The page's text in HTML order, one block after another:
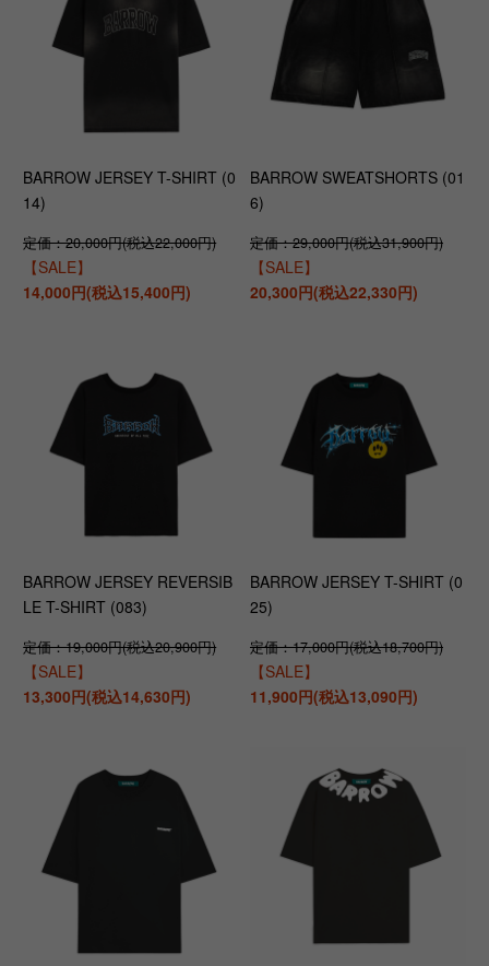
BARROW JERSEY T-SHIRT (0
14)
定価：20,000円(税込22,000円)
【SALE】
14,000円(税込15,400円)
BARROW SWEATSHORTS (01
6)
定価：29,000円(税込31,900円)
【SALE】
20,300円(税込22,330円)
BARROW JERSEY REVERSIB
LE T-SHIRT (083)
定価：19,000円(税込20,900円)
【SALE】
13,300円(税込14,630円)
BARROW JERSEY T-SHIRT (0
25)
定価：17,000円(税込18,700円)
【SALE】
11,900円(税込13,090円)